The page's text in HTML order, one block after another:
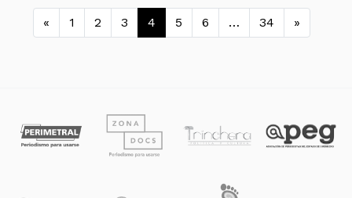
Navegación de entradas
« 1 2 3 4 5 6 … 34 »